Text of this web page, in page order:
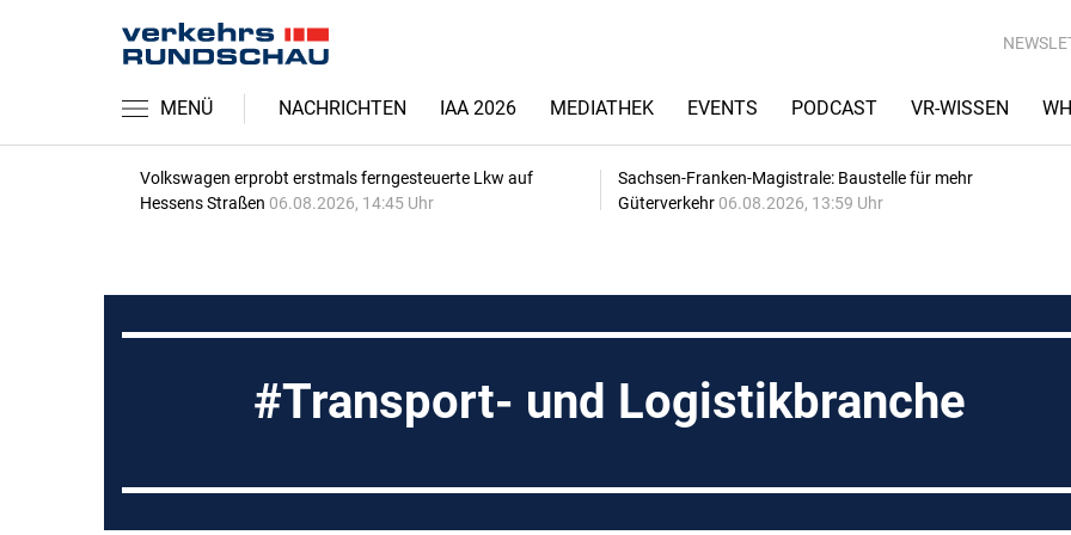
MENÜ NACHRICHTEN IAA 2026 MEDIATHEK EVENTS PODCAST VR-WISSEN
Volkswagen erprobt erstmals ferngesteuerte Lkw auf
Hessens Straßen 06.08.2026, 14:45 Uhr
Sachsen-Franken-Magistrale: Baustelle für mehr
Güterverkehr 06.08.2026, 13:59 Uhr
Transport- und Logistikbranche